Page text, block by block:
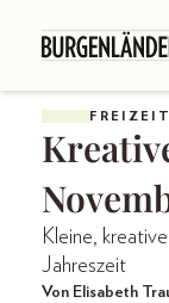
FREIZEIT
Kleine,
Jahreszeit
Von Elisabeth